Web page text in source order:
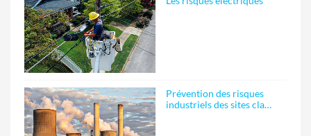
Prévention des risques
industriels des sites cla…